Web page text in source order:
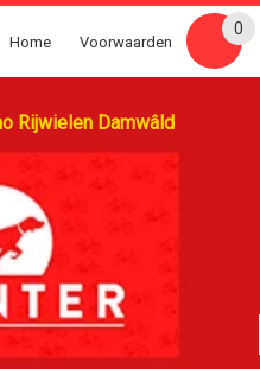
Rijwielen Damwâld
Home Voorwaarden
0